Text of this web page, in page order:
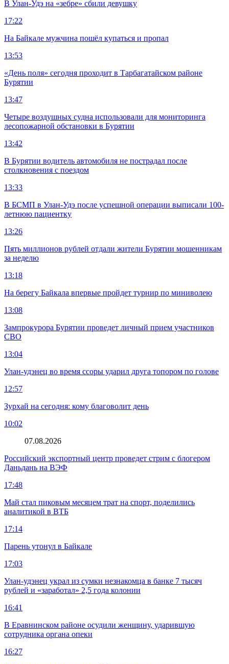
В Улан-Удэ на «зебре» сбили девушку
17:22
На Байкале мужчина пошёл купаться и пропал
13:53
«День поля» сегодня проходит в Тарбагатайском районе
Бурятии
13:47
Четыре воздушных судна использовали для мониторинга
лесопожарной обстановки в Бурятии
13:42
В Бурятии водитель автомобиля не пострадал после
столкновения с поездом
13:33
В БСМП в Улан-Удэ после успешной операции выписали 100-
летнюю пациентку
13:26
Пять миллионов рублей отдали жители Бурятии мошенникам
за неделю
13:18
На берегу Байкала впервые пройдет турнир по миниволею
13:08
Зампрокурора Бурятии проведет личный прием участников
СВО
13:04
Улан-удэнец во время ссоры ударил друга топором по голове
12:57
Зурхай на сегодня: кому благоволит день
10:02
07.08.2026
Российский экспортный центр проведет стрим с блогером
Даньдань на ВЭФ
17:48
Май стал пиковым месяцем трат на спорт, поделились
аналитикой в ВТБ
17:14
Парень утонул в Байкале
17:03
Улан-удэнец украл из сумки незнакомца в банке 7 тысяч
рублей и «заработал» 2,5 года колонии
16:41
В Еравнинском районе осудили женщину, ударившую
сотрудника органа опеки
16:27